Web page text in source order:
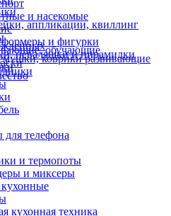
и насекомые
и фигурки
неваляшки и пирамидки
аппликации, квиллинг
обучающие
коврики развивающие
для телефона
и термопоты
и миксеры
кухонная техника